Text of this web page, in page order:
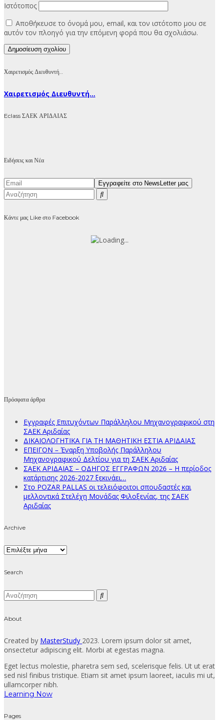
Ιστότοπος
Αποθήκευσε το όνομά μου, email, και τον ιστότοπο μου σε
αυτόν τον πλοηγό για την επόμενη φορά που θα σχολιάσω.
Χαιρετισμός Διευθυντή…
Χαιρετισμός Διευθυντή...
Eclass ΣΑΕΚ ΑΡΙΔΑΙΑΣ
Ειδήσεις και Νέα
Κάντε μας Like στο Facebook
Πρόσφατα άρθρα
Εγγραφές Επιτυχόντων Παράλληλου Μηχανογραφικού στη
ΣΑΕΚ Αριδαίας
ΔΙΚΑΙΟΛΟΓΗΤΙΚΑ ΓΙΑ ΤΗ ΜΑΘΗΤΙΚΗ ΕΣΤΙΑ ΑΡΙΔΑΙΑΣ
ΕΠΕΙΓΟΝ – Έναρξη Υποβολής Παράλληλου
Μηχανογραφικού Δελτίου για τη ΣΑΕΚ Αριδαίας
ΣΑΕΚ ΑΡΙΔΑΙΑΣ – ΟΔΗΓΟΣ ΕΓΓΡΑΦΩΝ 2026 – Η περίοδος
κατάρτισης 2026-2027 ξεκινάει…
Στο POZAR PALLAS οι τελειόφοιτοι σπουδαστές και
μελλοντικά Στελέχη Μονάδας Φιλοξενίας, της ΣΑΕΚ
Αριδαίας
Archive
Archive
Search
About
Created by MasterStudy 2023. Lorem ipsum dolor sit amet,
onsectetur adipiscing elit. Morbi at egestas magna.
Eget lectus molestie, pharetra sem sed, scelerisque felis. Ut ut erat
sed nisl finibus tristique. Etiam sit amet ipsum laoreet, iaculis mi ut,
ullamcorper nibh.
Learning Now
Pages